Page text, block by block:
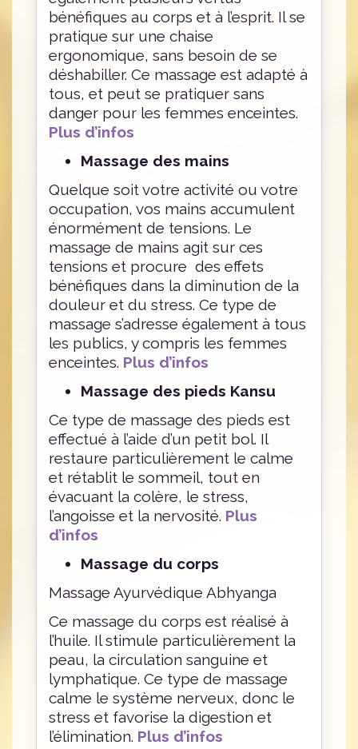
bénéfiques au corps et à l’esprit. Il se
pratique sur une chaise
ergonomique, sans besoin de se
déshabiller. Ce massage est adapté à
tous, et peut se pratiquer sans
danger pour les femmes enceintes.
Plus d’infos
Massage des mains
Quelque soit votre activité ou votre
occupation, vos mains accumulent
énormément de tensions. Le
massage de mains agit sur ces
tensions et procure des effets
bénéfiques dans la diminution de la
douleur et du stress. Ce type de
massage s’adresse également à tous
les publics, y compris les femmes
enceintes. Plus d’infos
Massage des pieds Kansu
Ce type de massage des pieds est
effectué à l’aide d’un petit bol. Il
restaure particulièrement le calme
et rétablit le sommeil, tout en
évacuant la colère, le stress,
l’angoisse et la nervosité. Plus
d’infos
Massage du corps
Massage Ayurvédique Abhyanga
Ce massage du corps est réalisé à
l’huile. Il stimule particulièrement la
peau, la circulation sanguine et
lymphatique. Ce type de massage
calme le système nerveux, donc le
stress et favorise la digestion et
l’élimination. Plus d’infos